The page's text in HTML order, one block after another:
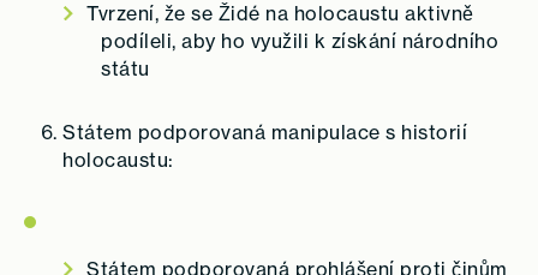
Tvrzení, že se Židé na holocaustu aktivně
podíleli, aby ho využili k získání národního
státu
Státem podporovaná manipulace s historií
holocaustu:
Státem podporovaná prohlášení proti činům